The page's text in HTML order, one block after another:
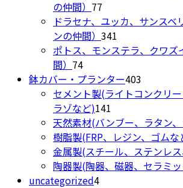
ジ
か
ら
選
で
き
ま
す
商
の仲間） 77
個
の
商
ドラセナ、ユッカ、サンスベ
ンの仲間） 341
個
商
品
ポトス、モンステラ、クワズ
間） 7474
個
の
商
品
鉢カバー・プランター403
個
商
品
セメント製(ライトコンクリ
ラゾなど)141
個
の
商
品
天然素材(バンブー、ラタン
樹脂製(FRP、レジン、ゴムな
金属製(スチール、ステンレ
陶器製(陶器、磁器、セラミ
uncategorized44